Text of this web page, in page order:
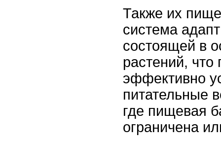
Также их
система
состоящей в
растений, что
эффективно
питательные
где пищевая
ограничена